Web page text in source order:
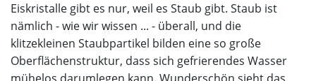
Eiskristalle gibt es nur, weil es Staub gibt. Staub ist
nämlich - wie wir wissen ... - überall, und die
klitzekleinen Staubpartikel bilden eine so große
Oberflächenstruktur, dass sich gefrierendes Wasser